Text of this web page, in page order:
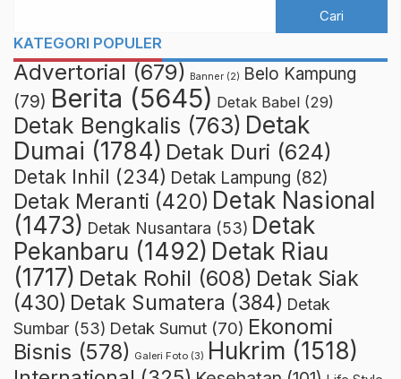
KATEGORI POPULER
Advertorial (679) Banner (2) Belo Kampung
(79) Berita (5645) Detak Babel (29)
Detak Bengkalis (763) Detak
Dumai (1784) Detak Duri (624)
Detak Inhil (234) Detak Lampung (82)
Detak Meranti (420) Detak Nasional
(1473) Detak Nusantara (53) Detak
Pekanbaru (1492) Detak Riau
(1717) Detak Rohil (608) Detak Siak
(430) Detak Sumatera (384) Detak
Sumbar (53) Detak Sumut (70) Ekonomi
Bisnis (578) Galeri Foto (3) Hukrim (1518)